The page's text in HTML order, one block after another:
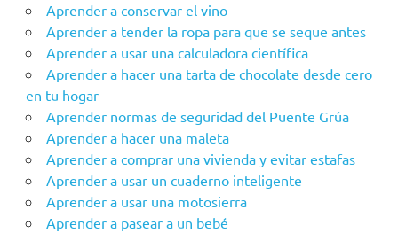
Aprender a conservar el vino
Aprender a tender la ropa para que se seque antes
Aprender a usar una calculadora científica
Aprender a hacer una tarta de chocolate desde cero
en tu hogar
Aprender‌ ‌‌normas‌ ‌de‌ ‌seguridad‌ ‌del‌ ‌Puente‌ ‌Grúa‌ ‌
Aprender a hacer una maleta
Aprender a comprar una vivienda y evitar estafas
Aprender a usar un cuaderno inteligente
Aprender a usar una motosierra
Aprender a pasear a un bebé